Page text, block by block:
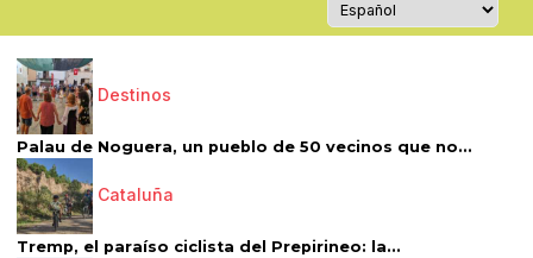
Destinos
Palau de Noguera, un pueblo de 50 vecinos que no...
Cataluña
Tremp, el paraíso ciclista del Prepirineo: la...